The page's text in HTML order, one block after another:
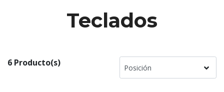
Teclados
6 Producto(s)